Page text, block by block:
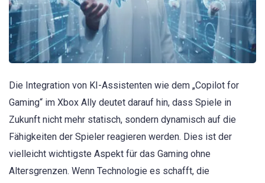
Die Integration von KI-Assistenten wie dem „Copilot for
Gaming“ im Xbox Ally deutet darauf hin, dass Spiele in
Zukunft nicht mehr statisch, sondern dynamisch auf die
Fähigkeiten der Spieler reagieren werden. Dies ist der
vielleicht wichtigste Aspekt für das Gaming ohne
Altersgrenzen. Wenn Technologie es schafft, die